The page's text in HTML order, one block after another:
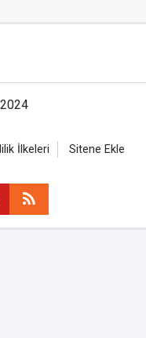
İlkeleri Sitene Ekle